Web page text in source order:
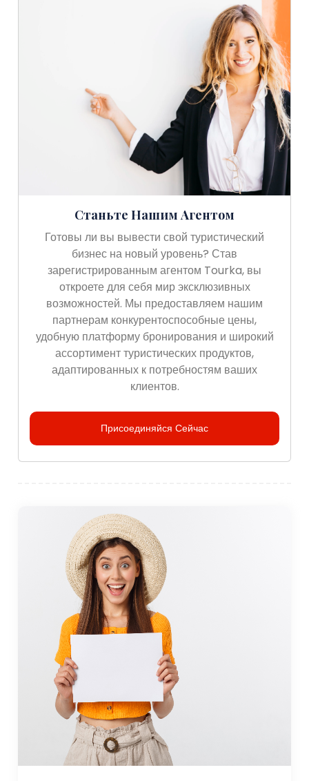
Станьте Нашим Агентом
Готовы ли вы вывести свой туристический
бизнес на новый уровень? Став
зарегистрированным агентом Tourka, вы
откроете для себя мир эксклюзивных
возможностей. Мы предоставляем нашим
партнерам конкурентоспособные цены,
удобную платформу бронирования и широкий
ассортимент туристических продуктов,
адаптированных к потребностям ваших
клиентов.
Присоединяйся Сейчас